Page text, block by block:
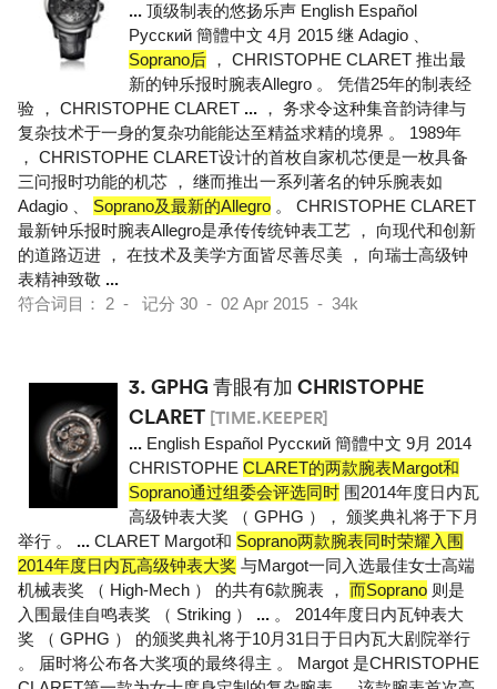
... 顶级制表的悠扬乐声 English Español
Pусский 簡體中文 4月 2015 继 Adagio 、
Soprano后 ， CHRISTOPHE CLARET 推出最
新的钟乐报时腕表Allegro 。 凭借25年的制表经
验 ， CHRISTOPHE CLARET ... ， 务求令这种集音韵诗律与
复杂技术于一身的复杂功能能达至精益求精的境界 。 1989年
， CHRISTOPHE CLARET设计的首枚自家机芯便是一枚具备
三问报时功能的机芯 ， 继而推出一系列著名的钟乐腕表如
Adagio 、 Soprano及最新的Allegro 。 CHRISTOPHE CLARET
最新钟乐报时腕表Allegro是承传传统钟表工艺 ， 向现代和创新
的道路迈进 ， 在技术及美学方面皆尽善尽美 ， 向瑞士高级钟
表精神致敬 ...
符合词目： 2 - 记分 30 - 02 Apr 2015 - 34k
3. GPHG 青眼有加 CHRISTOPHE
CLARET [TIME.KEEPER]
... English Español Pусский 簡體中文 9月 2014
CHRISTOPHE CLARET的两款腕表Margot和
Soprano通过组委会评选同时 围2014年度日内瓦
高级钟表大奖 （ GPHG ）， 颁奖典礼将于下月
举行 。 ... CLARET Margot和 Soprano两款腕表同时荣耀入围
2014年度日内瓦高级钟表大奖 与Margot一同入选最佳女士高端
机械表奖 （ High-Mech ） 的共有6款腕表 ， 而Soprano 则是
入围最佳自鸣表奖 （ Striking ） ... 。 2014年度日内瓦钟表大
奖 （ GPHG ） 的颁奖典礼将于10月31日于日内瓦大剧院举行
。 届时将公布各大奖项的最终得主 。 Margot 是CHRISTOPHE